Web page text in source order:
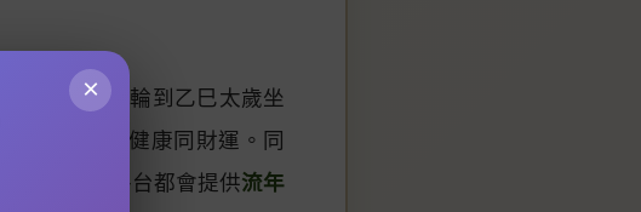
位，2026年輪到乙巳太歲坐
犯太歲影響健康同財運。同
平台都會提供流年
×